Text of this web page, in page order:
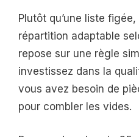
Plutôt qu’une liste
répartition adaptable
repose sur une règle
investissez dans la
vous avez besoin de
pour combler les vides.